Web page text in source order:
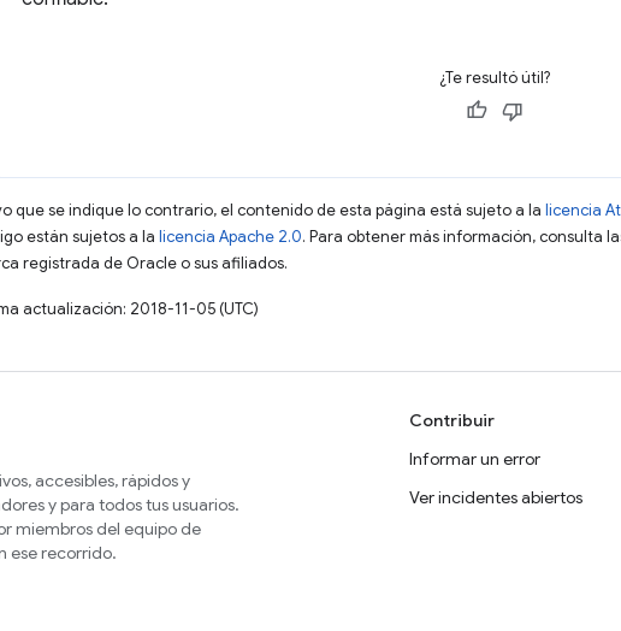
¿Te resultó útil?
que se indique lo contrario, el contenido de esta página está sujeto a la licencia
están sujetos a la licencia Apache 2.0. Para obtener más información, consulta
registrada de Oracle o sus afiliados.
actualización: 2018-11-05 (UTC)
accesibles, rápidos y
y para todos tus usuarios.
miembros del equipo de
ese recorrido.
Contribuir
Informar un error
Ver incidentes abiertos